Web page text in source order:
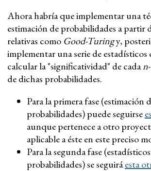
Ahora habría que implementar una
estimación de probabilidades a partir
relativas como Good-Turingy,
implementar una serie de
calcular la "significatividad" de cadan
de dichas probabilidades.
Para la primera fase (estimación
probabilidades) puede seguirse
aunque pertenece a otro
aplicable a éste en este preciso
Para la segunda fase
probabilidades) se seguiráesta